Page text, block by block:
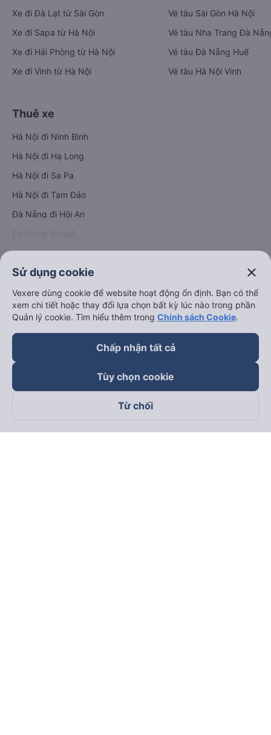
Xe đi Đà Lạt từ Sài Gòn
Xe đi Sapa từ Hà Nội
Xe đi Hải Phòng từ Hà Nội
Xe đi Vinh từ Hà Nội
Vé tàu Sài Gòn Hà Nội
Vé tàu Nha Trang Đà
Vé tàu Đà Nẵng Huế
Vé tàu Hà Nội Vinh
Thuê xe
Hà Nội đi Ninh Bình
Hà Nội đi Hạ Long
Hà Nội đi Sa Pa
Hà Nội đi Tam Đảo
Đà Nẵng đi Hội An
Hải Phòng đi Hà Nội
keyboard_arrow_down
Về chúng tôi
keyboard_arrow_down
Trở thành đối tác
Sử dụng cookie close
Vexere dùng cookie để website hoạt động ổn định. Bạn có thể
xem chi tiết hoặc thay đổi lựa chọn bất kỳ lúc nào trong phần
Quản lý cookie. Tìm hiểu thêm trong Chính sách Cookie.
Chấp nhận tất cả
Tùy chọn cookie
Từ chối